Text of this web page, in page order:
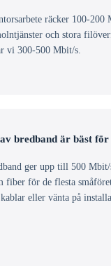
räcker 100-200
och stora
vi 300-500 Mbit/s.
av bredband är bäst
ger upp till 500 Mbit/
fiber för de flesta
eller vänta på